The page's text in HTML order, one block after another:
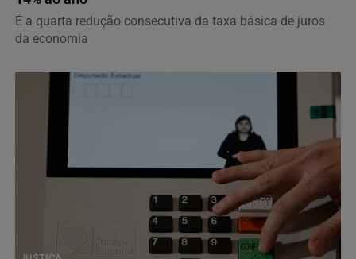
É a quarta redução consecutiva da taxa básica de juros
da economia